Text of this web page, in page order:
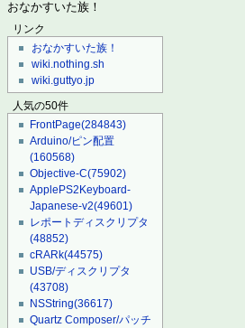
おなかすいた族！
リンク
おなかすいた族！
wiki.nothing.sh
wiki.guttyo.jp
人気の50件
FrontPage(284843)
Arduino/ピン配置
(160568)
Objective-C(75902)
ApplePS2Keyboard-
Japanese-v2(49601)
レポートディスクリプタ
(48852)
cRARk(44575)
USB/ディスクリプタ
(43708)
NSString(36617)
Quartz Composer/パッチ